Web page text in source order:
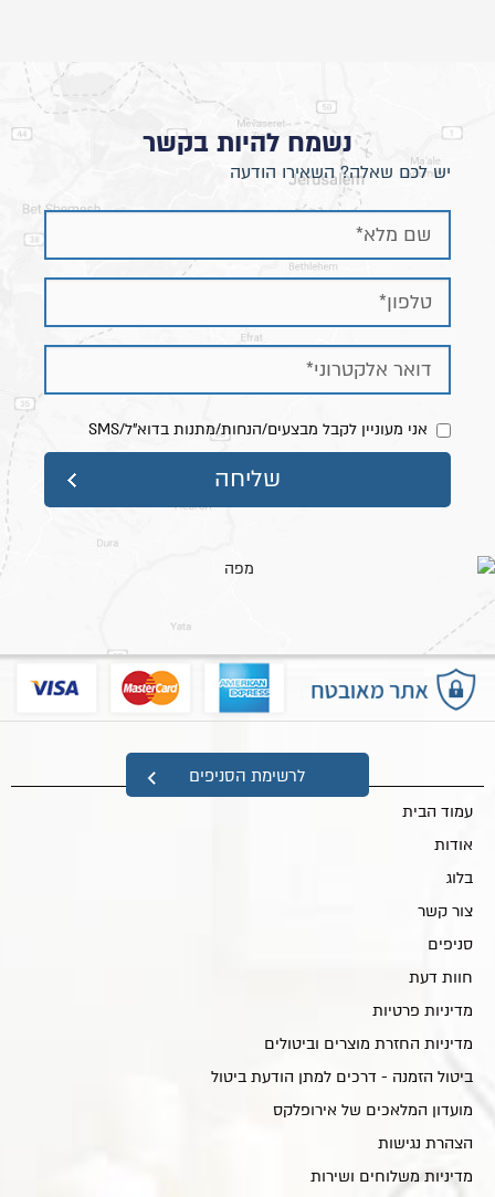
גובה ראש מיטה כ- 105 ס"מ
אורך מיטה תוספת של כ - 30 ס"מ לרוחב הנבחר
רוחב מיטה תוספת של כ- 12 ס"מ לרוחב הנבחר
נשמח להיות בקשר
יש לכם שאלה? השאירו הודעה
אני מעוניין לקבל מבצעים/הנחות/מתנות בדוא"ל/SMS
לרשימת הסניפים
מפת אתר
עמוד הבית
אודות
בלוג
צור קשר
סניפים
חוות דעת
מדיניות פרטיות
מדיניות החזרת מוצרים וביטולים
ביטול הזמנה - דרכים למתן הודעת ביטול
מועדון המלאכים של אירופלקס
הצהרת נגישות
מדיניות משלוחים ושירות